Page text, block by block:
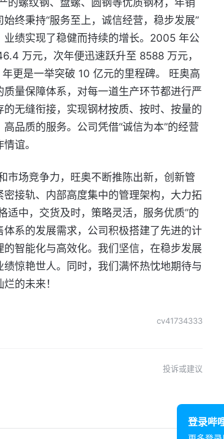
终秉持“服务至上，诚信经营，稳步发展”
绩实现了稳健而持续的增长。2005 年公
万元，次年便迅速跃升至 8588 万元，
更是一举突破 10 亿元的里程碑。 旺奥高
量保障体系，对每一道生产环节都进行严
无缝衔接，实现钢材按质、按时、按量的
品质的服务。公司凭借“诚信为本”的经营
谊。
接轨、内部高度集中的管理架构，大力拓
适中，交货及时，策略灵活，服务优质”的
系的发展需求，公司积极搭建了先进的计
智能化与高效化。我们坚信，在稳步发展
惊艳世人。同时，我们满怀热忱地期待与
的未来！
cv41734333
投诉或建议
登录哔